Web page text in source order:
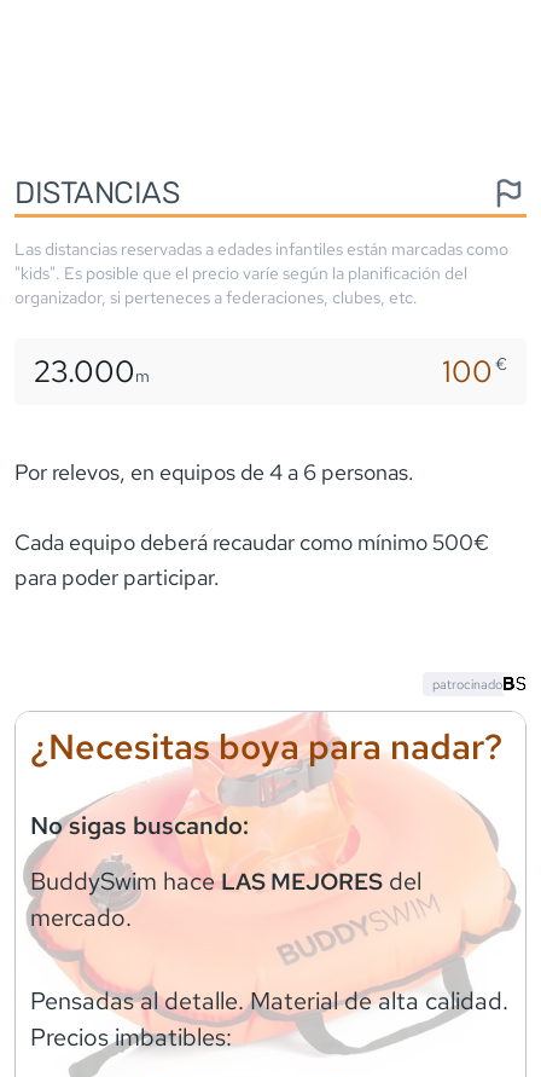
DISTANCIAS
Las distancias reservadas a edades infantiles están marcadas como
"kids". Es posible que el precio varíe según la planificación del
organizador, si perteneces a federaciones, clubes, etc.
23.000m 100€
Por relevos, en equipos de 4 a 6 personas.
Cada equipo deberá recaudar como mínimo 500€
para poder participar.
¿Necesitas boya para nadar?
No sigas buscando:
BuddySwim haceLAS MEJORES del
mercado.
Pensadas al detalle. Material de alta calidad.
Precios imbatibles:
patrocinado